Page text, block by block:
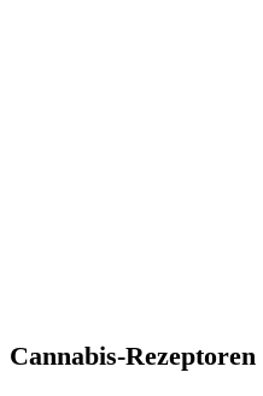
Cannabis-